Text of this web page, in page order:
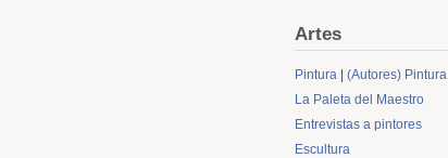
Artes
Pintura
(Autores) Pintura
La Paleta del Maestro
Entrevistas a pintores
Escultura